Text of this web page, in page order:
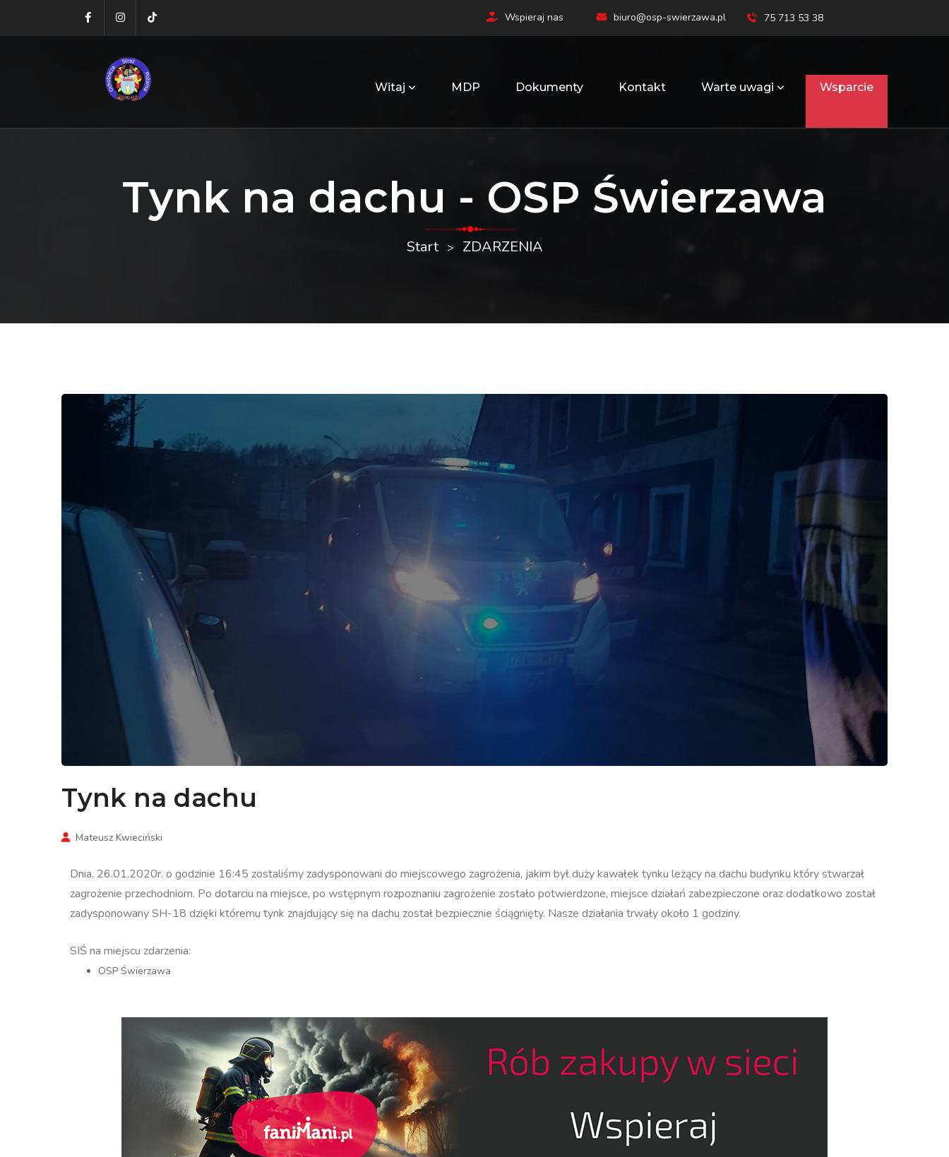
Wspieraj nas biuro@osp-swierzawa.pl 75 713 53 38
Witaj MDP Dokumenty Kontakt Warte uwagi Wsparcie
Tynk na dachu - OSP Świerzawa
Start ZDARZENIA
Tynk na dachu
Mateusz Kwieciński
Dnia, 26.01.2020r. o godzinie 16:45 zostaliśmy zadysponowani do miejscowego zagrożenia, jakim był duży kawałek tynku leżący na dachu budynku który stwarzał
zagrożenie przechodniom. Po dotarciu na miejsce, po wstępnym rozpoznaniu zagrożenie zostało potwierdzone, miejsce działań zabezpieczone oraz dodatkowo został
zadysponowany SH-18 dzięki któremu tynk znajdujący się na dachu został bezpiecznie ściągnięty. Nasze działania trwały około 1 godziny.
SIŚ na miejscu zdarzenia:
OSP Świerzawa